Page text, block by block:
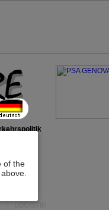
of the
LOGISTIK